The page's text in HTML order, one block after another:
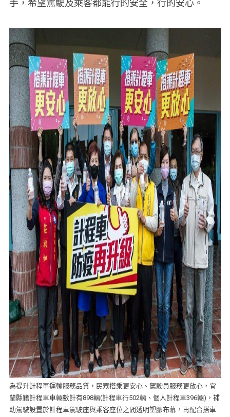
手，希望駕駛及乘客都能行的安全，行的安心。
為提升計程車運輸服務品質，民眾搭乘更安心、駕駛員服務更放心，宜
蘭縣籍計程車車輛數計有898輛(計程車行502輛、個人計程車396輛)，補
助駕駛設置於計程車駕駛座與乘客座位之間透明塑膠布幕，再配合搭車